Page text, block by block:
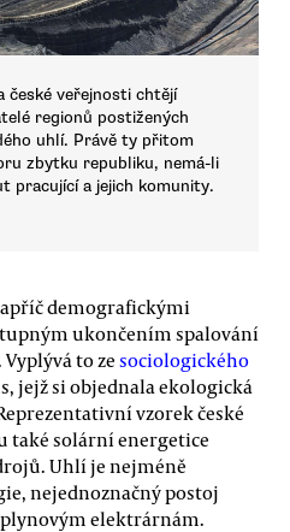
české veřejnosti chtějí
regionů postižených
uhlí. Právě ty přitom
zbytku republiku, nemá-li
pracující a jejich komunity.
demografickými
ukončením spalování
to ze sociologického
jejž si objednala ekologická
vzorek české
také solární energetice
Uhlí je nejméně
nejednoznačný postoj
elektrárnám.